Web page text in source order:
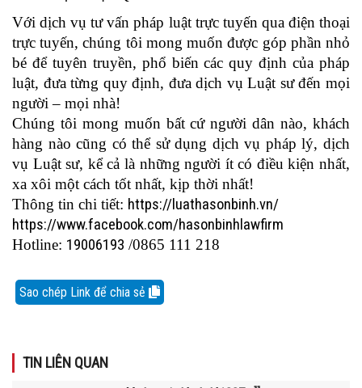
Với dịch vụ tư vấn pháp luật trực tuyến qua điện thoại
trực tuyến, chúng tôi mong muốn được góp phần nhỏ
bé để tuyên truyền, phổ biến các quy định của pháp
luật, đưa từng quy định, đưa dịch vụ Luật sư đến mọi
người – mọi nhà!
Chúng tôi mong muốn bất cứ người dân nào, khách
hàng nào cũng có thể sử dụng dịch vụ pháp lý, dịch
vụ Luật sư, kể cả là những người ít có điều kiện nhất,
xa xôi một cách tốt nhất, kịp thời nhất!
Thông tin chi tiết: https://luathasonbinh.vn/
https://www.facebook.com/hasonbinhlawfirm
Hotline: 19006193 /0865 111 218
Sao chép Link để chia sẻ
TIN LIÊN QUAN